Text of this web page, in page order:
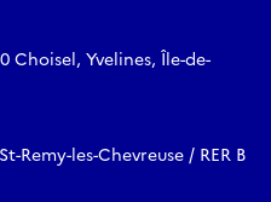
Choisel, Yvelines, Île-de-
Remy-les-Chevreuse / RER B